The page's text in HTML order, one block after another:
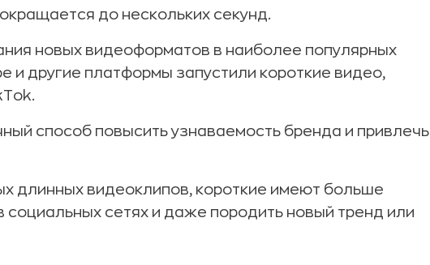
до нескольких секунд.
новых видеоформатов в наиболее популярных
и другие платформы запустили короткие видео,
способ повысить узнаваемость бренда и привлечь
длинных видеоклипов, короткие имеют больше
социальных сетях и даже породить новый тренд или